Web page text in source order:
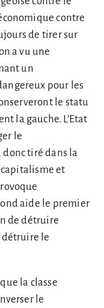
contre
de tirer sur
a vu une
un
pour les
le statu
la gauche. L’Etat
le
donc tiré dans la
et
aide le premier
de détruire
le
la classe
le